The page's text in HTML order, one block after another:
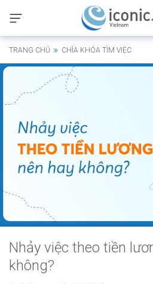
TRANG CHỦ CHÌA KHÓA TÌM VIỆC
Nhảy việc theo tiền
không?